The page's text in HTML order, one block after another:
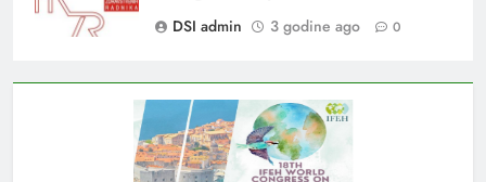
DSI admin
3 godine ago 0